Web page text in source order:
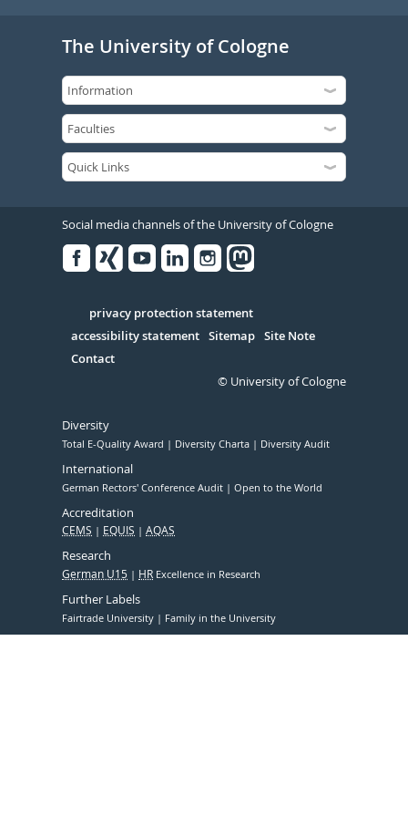
The University of Cologne
Social media channels of the University of Cologne
Serivce
privacy protection statement
accessibility statement Sitemap Site Note
Contact
© University of Cologne
Diversity
Total E-Quality Award Diversity Charta Diversity Audit
International
German Rectors' Conference Audit Open to the World
Accreditation
CEMS EQUIS AQAS
Research
German U15 HR Excellence in Research
Further Labels
Fairtrade University Family in the University